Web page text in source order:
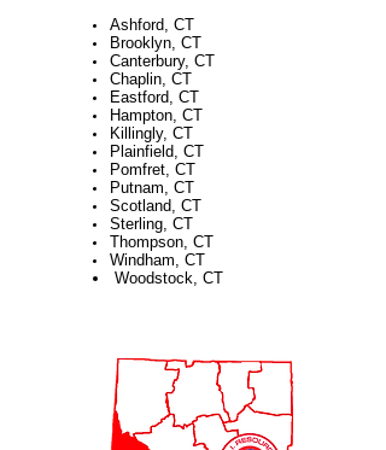
Ashford, CT
Brooklyn, CT
Canterbury, CT
Chaplin, CT
Eastford, CT
Hampton, CT
Killingly, CT
Plainfield, CT
Pomfret, CT
Putnam, CT
Scotland, CT
Sterling, CT
Thompson, CT
Windham, CT
Woodstock, CT